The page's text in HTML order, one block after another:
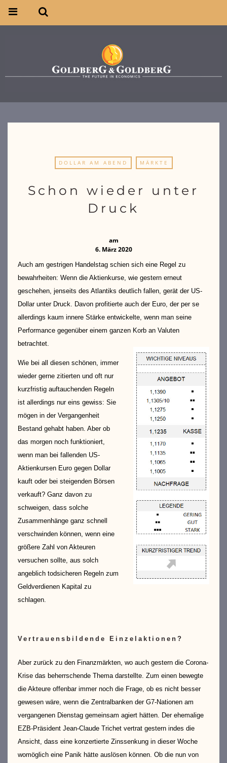
DOLLAR AM ABEND MÄRKTE
Schon wieder unter
Druck
am
6. März 2020
Auch am gestrigen Handelstag schien sich eine Regel zu
bewahrheiten: Wenn die Aktienkurse, wie gestern erneut
geschehen, jenseits des Atlantiks deutlich fallen, gerät der US-
Dollar unter Druck. Davon profitierte auch der Euro, der per se
allerdings kaum innere Stärke entwickelte, wenn man seine
Performance gegenüber einem ganzen Korb an Valuten
betrachtet.
Wie bei all diesen schönen, immer
wieder gerne zitierten und oft nur
kurzfristig auftauchenden Regeln
ist allerdings nur eins gewiss: Sie
mögen in der Vergangenheit
Bestand gehabt haben. Aber ob
das morgen noch funktioniert,
wenn man bei fallenden US-
Aktienkursen Euro gegen Dollar
kauft oder bei steigenden Börsen
verkauft? Ganz davon zu
schweigen, dass solche
Zusammenhänge ganz schnell
verschwinden können, wenn eine
größere Zahl von Akteuren
versuchen sollte, aus solch
angeblich todsicheren Regeln zum
Geldverdienen Kapital zu
schlagen.
Vertrauensbildende Einzelaktionen?
Aber zurück zu den Finanzmärkten, wo auch gestern die Corona-
Krise das beherrschende Thema darstellte. Zum einen bewegte
die Akteure offenbar immer noch die Frage, ob es nicht besser
gewesen wäre, wenn die Zentralbanken der G7-Nationen am
vergangenen Dienstag gemeinsam agiert hätten. Der ehemalige
EZB-Präsident Jean-Claude Trichet vertrat gestern indes die
Ansicht, dass eine konzertierte Zinssenkung in dieser Woche
womöglich eine Panik hätte auslösen können. Ob die nun von